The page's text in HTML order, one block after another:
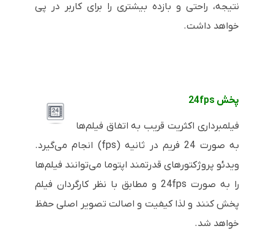
نتیجه، راحتی و بازده بیشتری را برای کاربر در پی
خواهد داشت.
پخش 24fps
فیلمبرداری اکثریت قریب به اتفاق فیلم‌ها
به صورت 24 فریم در ثانیه (
fps) انجام می‌گیرد.
ویدئو پروژکتورهای قدرتمند اپتوما می‌توانند فیلم‌ها
را به صورت 24fpsو مطابق با نظر کارگردان فیلم
پخش کنند و لذا کیفیت و اصالت تصویر اصلی حفظ
خواهد شد.